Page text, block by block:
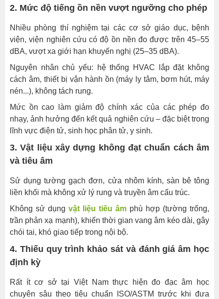
pháp
thiết:
Đo
đạc
–
Thiết
kế
Tư
vấn
đúng
chuẩn
DASM
Đơn
vị
hàng
đầu
cung
cấp
khảo
sát
2. Mức độ tiếng ồn nền vượt ngưỡng cho phép
Nhiều phòng thí nghiệm tại các cơ sở giáo dục, bệnh
viện, viện nghiên cứu có độ ồn nền đo được trên 45–55
dBA, vượt xa giới hạn khuyến nghị (25–35 dBA).
Nguyên nhân chủ yếu: hệ thống HVAC lắp đặt không
cách âm, thiết bị vận hành ồn (máy ly tâm, bơm hút, máy
nén...), không tách rung.
Mức ồn cao làm giảm độ chính xác của các phép đo
nhạy, ảnh hưởng đến kết quả nghiên cứu – đặc biệt trong
lĩnh vực điện tử, sinh học phân tử, y sinh.
3. Vật liệu xây dựng không đạt chuẩn cách âm
và tiêu âm
Sử dụng tường gạch đơn, cửa nhôm kính, sàn bê tông
liền khối mà không xử lý rung và truyền âm cấu trúc.
Không sử dụng vật liệu tiêu âm phù hợp (tường trống,
trần phản xạ mạnh), khiến thời gian vang âm kéo dài, gây
chói tai, khó giao tiếp trong nội bộ.
4. Thiếu quy trình khảo sát và đánh giá âm học
định kỳ
Rất ít cơ sở tại Việt Nam thực hiện đo đạc âm học
chuyên sâu theo tiêu chuẩn ISO/ASTM trước khi đưa